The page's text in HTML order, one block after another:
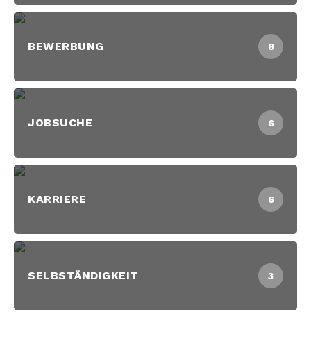
BEWERBUNG 8
JOBSUCHE 6
KARRIERE 6
SELBSTÄNDIGKEIT 3